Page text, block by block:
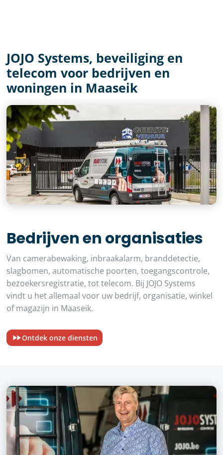
JOJO Systems, beveiliging en
telecom voor bedrijven en
woningen in Maaseik
Bedrijven en organisaties
Van camerabewaking, inbraakalarm, branddetectie,
slagbomen, automatische poorten, toegangscontrole,
bezoekersregistratie, tot telecom. Bij JOJO Systems
vindt u het allemaal voor uw bedrijf, organisatie, winkel
of magazijn in Maaseik.
Ontdek onze diensten